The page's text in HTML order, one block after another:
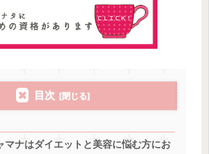
目次
マナはダイエットと美容に悩む方にお